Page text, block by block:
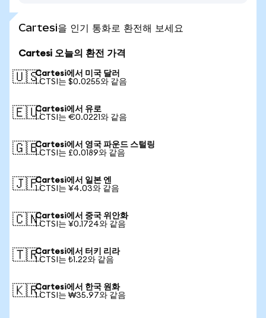
Cartesi을 인기 통화로 환전해 보세요
Cartesi 오늘의 환전 가격
🇺🇸Cartesi에서 미국 달러
1 CTSI는 $0.0255와 같음
🇪🇺Cartesi에서 유로
1 CTSI는 €0.0221와 같음
🇬🇧Cartesi에서 영국 파운드 스털링
1 CTSI는 £0.0189와 같음
🇯🇵Cartesi에서 일본 엔
1 CTSI는 ¥4.03와 같음
🇨🇳Cartesi에서 중국 위안화
1 CTSI는 ¥0.1724와 같음
🇹🇷Cartesi에서 터키 리라
1 CTSI는 ₺1.22와 같음
🇰🇷Cartesi에서 한국 원화
1 CTSI는 ₩35.97와 같음